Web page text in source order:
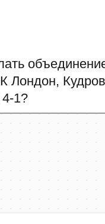
Лондон,
1?